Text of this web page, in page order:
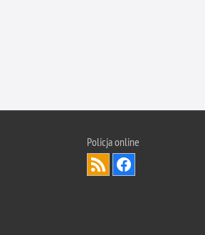
Policja online